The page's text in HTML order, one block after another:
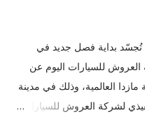
2025– في لحظة تُجسّد بداية فصل جديد في
للسيارات اليوم عن
مازدا العالمية، وذلك في مدينة
لشركة العروش للسيارات